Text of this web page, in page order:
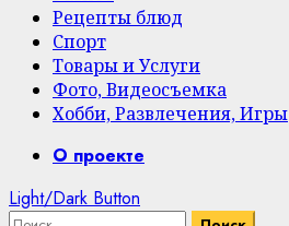
Рецепты блюд
Спорт
Товары и Услуги
Фото, Видеосъемка
Хобби, Развлечения, Игры
PrimaryО проекте
Light/Dark Button